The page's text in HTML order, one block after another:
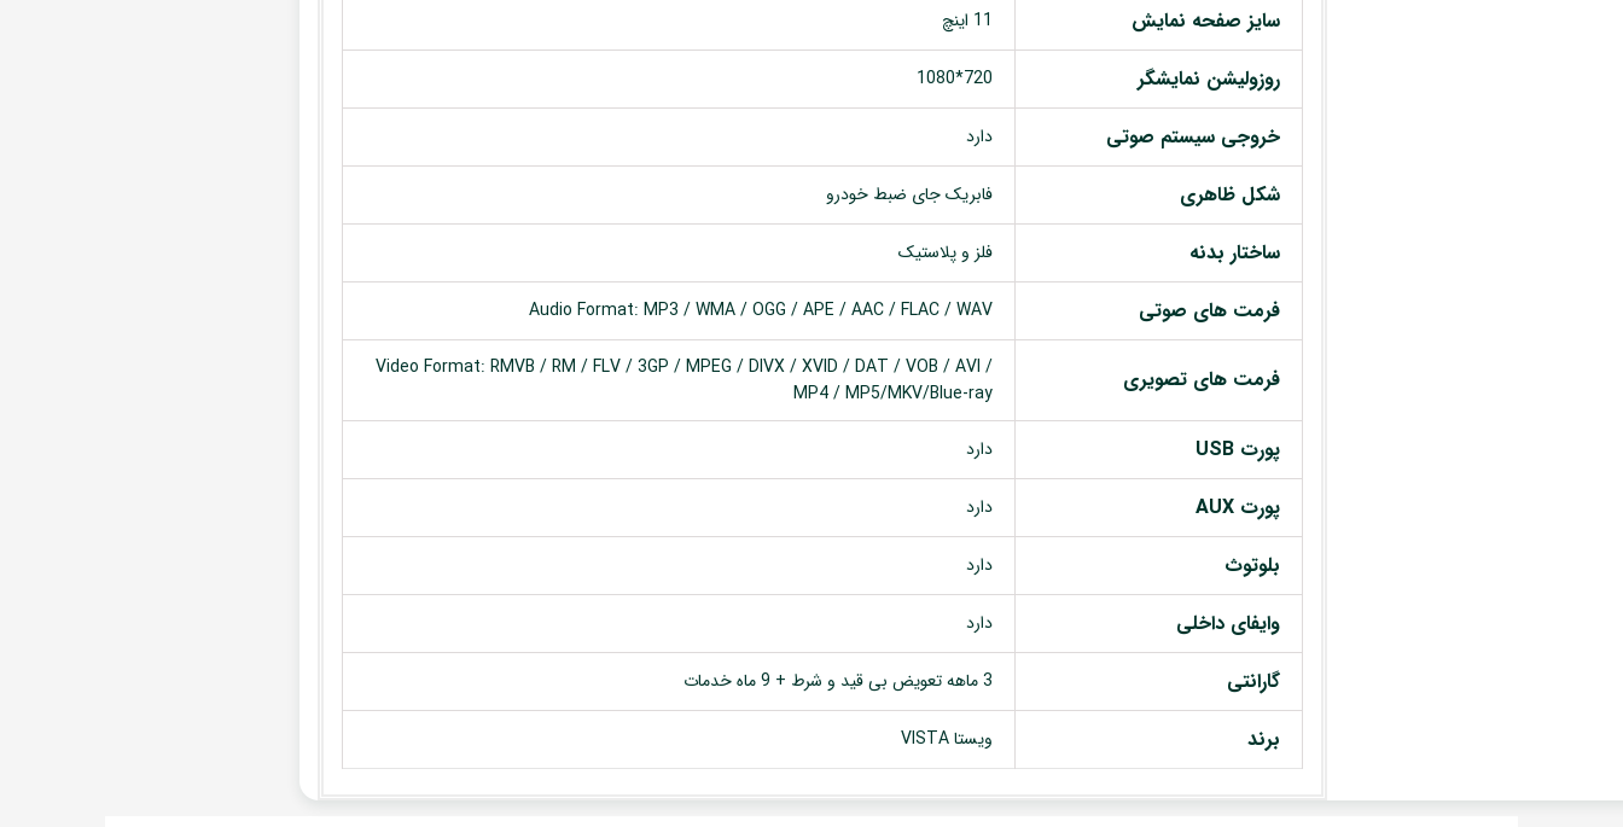
سایز صفحه نمایش 11 اینچ
روزولیشن نمایشگر 720*1080
خروجی سیستم صوتی دارد
شکل ظاهری فابریک جای ضبط خودرو
ساختار بدنه فلز و پلاستیک
فرمت های صوتی Audio Format: MP3 / WMA / OGG / APE / AAC / FLAC / WAV
فرمت های تصویری
Video Format: RMVB / RM / FLV / 3GP / MPEG / DIVX / XVID / DAT / VOB / AVI /
MP4 / MP5/MKV/Blue-ray
پورت USB دارد
پورت AUX دارد
بلوتوث دارد
وایفای داخلی دارد
گارانتی 3 ماهه تعویض بی قید و شرط + 9 ماه خدمات
برند ویستا VISTA